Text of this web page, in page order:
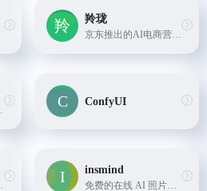
羚珑
ConfyUI
insmind